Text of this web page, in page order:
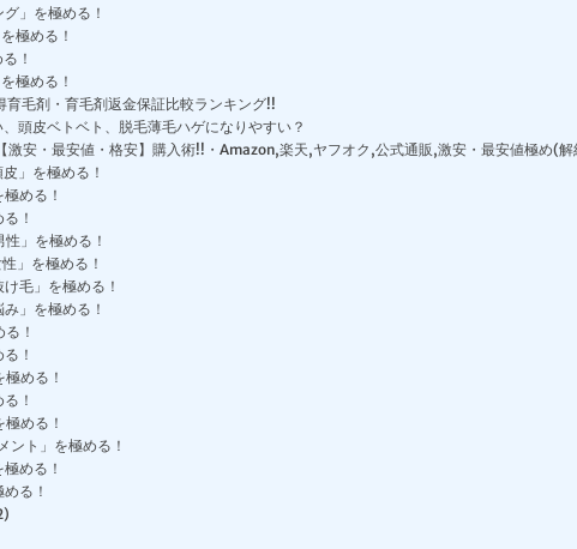
」を極める！
極める！
！
極める！
育毛剤・育毛剤返金保証比較ランキング!!
頭皮ベトベト、脱毛薄毛ハゲになりやすい？
激安・最安値・格安】購入術!!・Amazon,楽天,ヤフオク,公式通販,激安・最安値極め(
」を極める！
める！
！
」を極める！
」を極める！
毛」を極める！
」を極める！
！
！
める！
！
極める！
ント」を極める！
める！
る！